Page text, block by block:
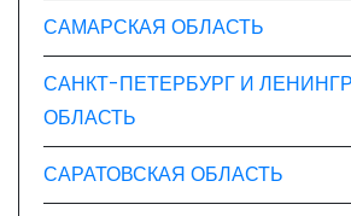
САМАРСКАЯ ОБЛАСТЬ
САНКТ-ПЕТЕРБУРГ И
ОБЛАСТЬ
САРАТОВСКАЯ ОБЛАСТЬ